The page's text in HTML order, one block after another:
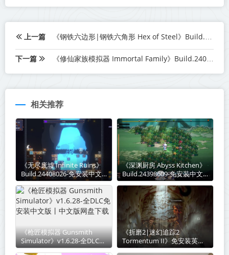
上一篇 《钢铁六边形|钢铁六角形 Hex of Steel》Build.24059647-免安装中文版丨中文版网盘下载
下一篇 《修仙家族模拟器 Immortal Family》Build.24040684-免安装中文版丨中文版网盘下载
相关推荐
《无尽废墟 Infinite Ruins》
Build.24408026-免安装中文
版丨中文版网盘下载
《深渊厨房 Abyss Kitchen》
Build.24398609-免安装中文
版丨中文版网盘下载
《枪匠模拟器 Gunsmith
Simulator》v1.6.28-全DLC免
安装中文版丨中文版网盘下载
《折磨2|迷幻追踪2‌
Tormentum II》免安装英文
版丨中文版网盘下载